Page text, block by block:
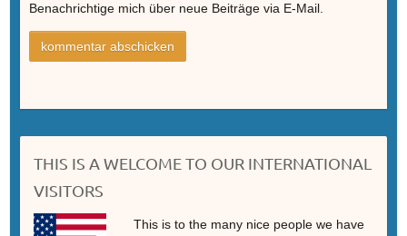
Benachrichtige mich über neue Beiträge via E-Mail.
THIS IS A WELCOME TO OUR INTERNATIONAL
VISITORS
This is to the many nice people we have